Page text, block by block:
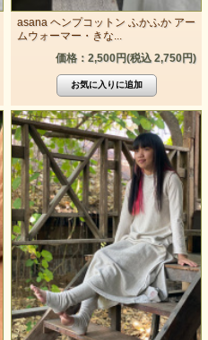
asana ヘンプコットン ふかふか アー
ムウォーマー・きな...
価格：2,500円(税込 2,750円)